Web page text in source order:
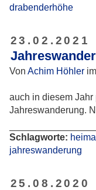
drabenderhöhe
23.02.2021
Von Achim Höhler
auch in diesem
Jahreswanderung.
Schlagworte:
jahreswanderung
25.08.2020